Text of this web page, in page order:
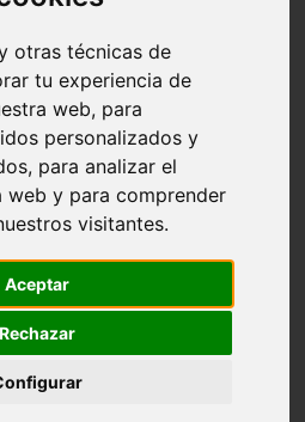
otras técnicas de
tu experiencia de
web, para
personalizados y
para analizar el
web y para comprender
visitantes.
Aceptar
Rechazar
lillet